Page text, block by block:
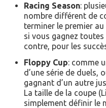
Racing Season:
nombre différent de
terminer le premier
si vous gagnez
contre, pour les
Floppy Cup: comme
d’une série de duels,
gagnant d’un autre
La taille de la coupe
simplement définir le